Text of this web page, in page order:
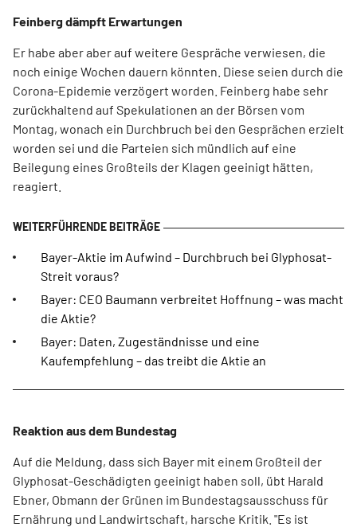
Feinberg dämpft Erwartungen
Er habe aber aber auf weitere Gespräche verwiesen, die
noch einige Wochen dauern könnten. Diese seien durch die
Corona-Epidemie verzögert worden. Feinberg habe sehr
zurückhaltend auf Spekulationen an der Börsen vom
Montag, wonach ein Durchbruch bei den Gesprächen erzielt
worden sei und die Parteien sich mündlich auf eine
Beilegung eines Großteils der Klagen geeinigt hätten,
reagiert.
Bayer-Aktie im Aufwind – Durchbruch bei Glyphosat-
Streit voraus?
Bayer: CEO Baumann verbreitet Hoffnung – was macht
die Aktie?
Bayer: Daten, Zugeständnisse und eine
Kaufempfehlung – das treibt die Aktie an
Reaktion aus dem Bundestag
Auf die Meldung, dass sich Bayer mit einem Großteil der
Glyphosat-Geschädigten geeinigt haben soll, übt Harald
Ebner, Obmann der Grünen im Bundestagsausschuss für
Ernährung und Landwirtschaft, harsche Kritik. "Es ist